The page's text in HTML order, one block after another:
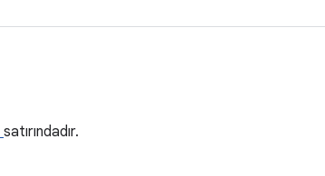
satırındadır.